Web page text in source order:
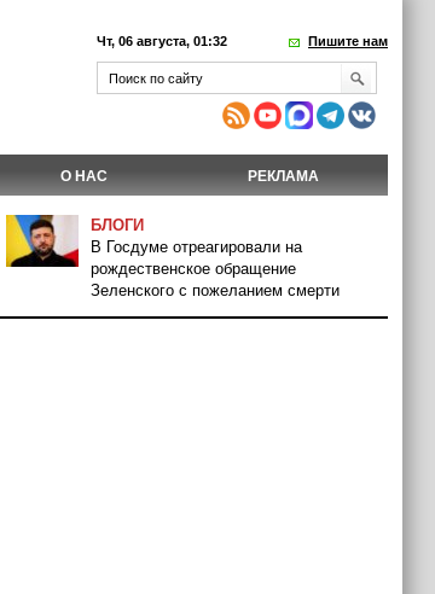
Чт, 06 августа, 01:32 Пишите нам
О НАС РЕКЛАМА
БЛОГИ
В Госдуме отреагировали на
рождественское обращение
Зеленского с пожеланием смерти